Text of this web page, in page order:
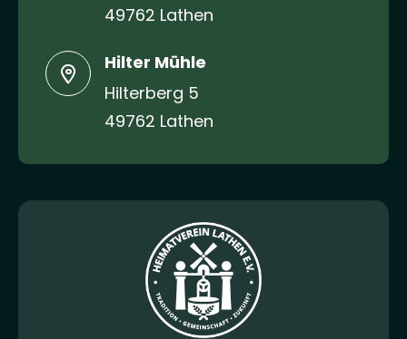
49762 Lathen
Hilter Mühle
Hilterberg 5
49762 Lathen